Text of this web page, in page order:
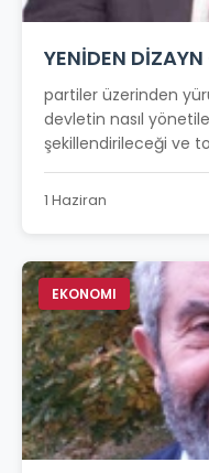
YENİDEN
partiler üzerinden
devletin nasıl
şekillendirileceği ve
1 Haziran
EKONOMI